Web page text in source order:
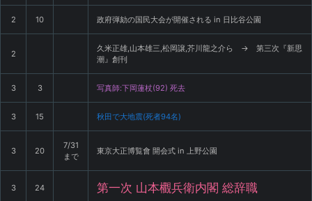
2 10 政府弾劾の国民大会が開催される in 日比谷公園
2
久米正雄,山本雄三,松岡譲,芥川龍之介ら → 第三次『新思
潮』創刊
3 3 写真師:下岡蓮杖(92) 死去
3 15 秋田で大地震(死者94名)
3 20
7/31
まで
東京大正博覧會 開会式 in 上野公園
3 24 第一次 山本欟兵衛内閣 総辞職